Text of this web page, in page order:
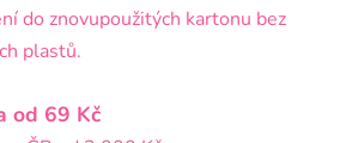
do znovupoužitých kartonu bez
plastů.
od 69 Kč